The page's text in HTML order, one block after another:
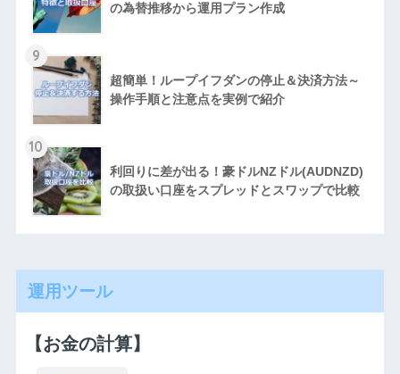
の為替推移から運用プラン作成
9
超簡単！ループイフダンの停止＆決済方法～
操作手順と注意点を実例で紹介
10
利回りに差が出る！豪ドルNZドル(AUDNZD)
の取扱い口座をスプレッドとスワップで比較
運用ツール
【お金の計算】